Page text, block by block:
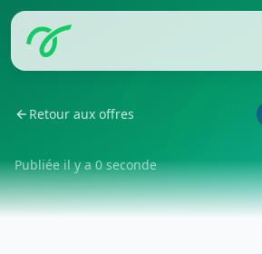
Retour aux offres
Publiée il y a 0 seconde